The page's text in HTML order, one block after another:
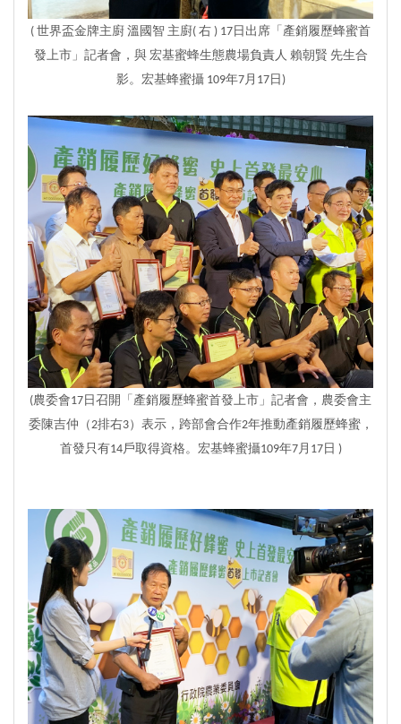
( 世界盃金牌主廚 溫國智 主廚( 右 ) 17日出席「產銷履歷蜂蜜首
發上市」記者會，與 宏基蜜蜂生態農場負責人 賴朝賢 先生合
影。宏基蜂蜜攝 109年7月17日)
(農委會17日召開「產銷履歷蜂蜜首發上市」記者會，農委會主
委陳吉仲（2排右3）表示，跨部會合作2年推動產銷履歷蜂蜜，
首發只有14戶取得資格。宏基蜂蜜攝109年7月17日 )